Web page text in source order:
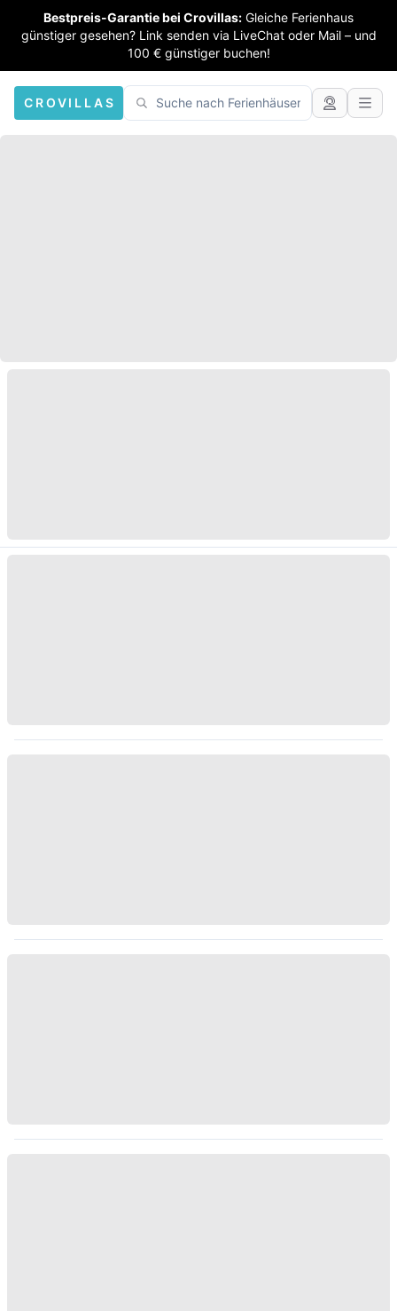
Bestpreis-Garantie bei Crovillas: Gleiche Ferienhaus
günstiger gesehen? Link senden via LiveChat oder Mail – und
100 € günstiger buchen!
CROVILLAS